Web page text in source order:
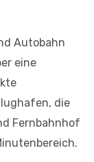
Autobahn
eine
die
Fernbahnhof